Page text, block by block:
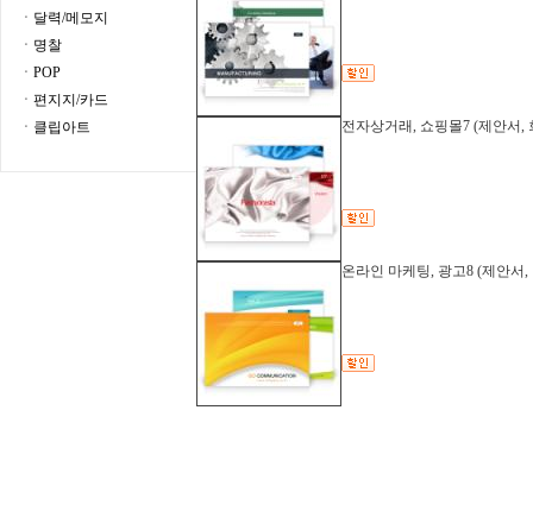
ㆍ달력/메모지
ㆍ명찰
ㆍPOP
ㆍ편지지/카드
ㆍ클립아트
전자상거래, 쇼핑몰7 (제안서,
온라인 마케팅, 광고8 (제안서,